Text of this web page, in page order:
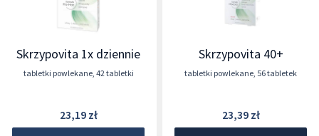
Skrzypovita 1x dziennie
tabletki powlekane, 42 tabletki
23,19 zł
Skrzypovita 40+
tabletki powlekane, 56 tabletek
23,39 zł